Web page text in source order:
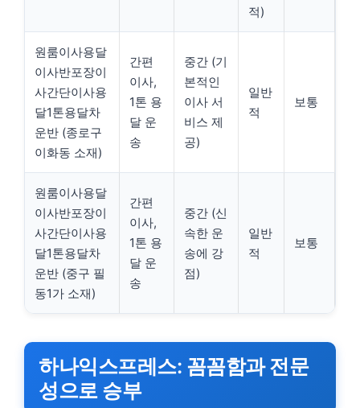
적)
원룸이사용달
이사반포장이
사간단이사용
달1톤용달차
운반 (종로구
이화동 소재)
간편
이사,
1톤 용
달 운
송
중간 (기
본적인
이사 서
비스 제
공)
일반
적
보통
원룸이사용달
이사반포장이
사간단이사용
달1톤용달차
운반 (중구 필
동1가 소재)
간편
이사,
1톤 용
달 운
송
중간 (신
속한 운
송에 강
점)
일반
적
보통
하나익스프레스: 꼼꼼함과 전문
성으로 승부